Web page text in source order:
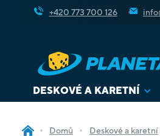
+420 773 700 126
DESKOVÉ A KARETNÍ
Domů Deskové a karetní